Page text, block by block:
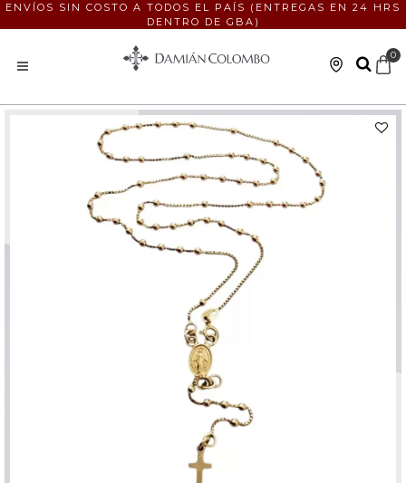
ENVÍOS SIN COSTO A TODOS EL PAÍS (ENTREGAS EN 24 HRS
DENTRO DE GBA)
0